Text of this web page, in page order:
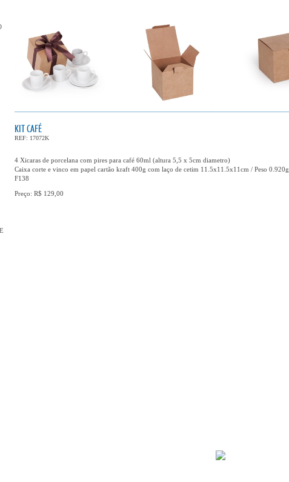
KIT CAFÉ
REF: 17072K
4 Xicaras de porcelana com pires para café 60ml (altura 5,5 x 5cm diametro)
Caixa corte e vinco em papel cartão kraft 400g com laço de cetim 11.5x11.5x11cm / Peso 0.920g
F138
Preço: R$ 129,00